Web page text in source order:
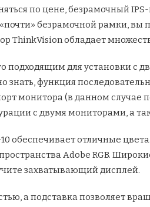
по цене, безрамочный
безрамочной рамки, вы
ThinkVision обладает
подходящим для установки с
функция
монитора (в данном случае
с двумя мониторами, а
обеспечивает отличные
Adobe RGB.
захватывающий дисплей.
а подставка позволяет